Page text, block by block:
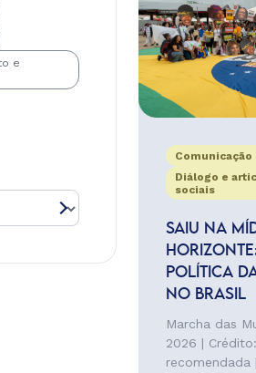
e
Diálogo e
sociais
SAIU NA
POLÍTICA
NO BRASIL
Marcha das
2026 |
recomendada